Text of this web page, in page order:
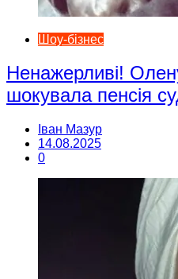
Шоу-бізнес
Ненажерливі!
шокувала пенсія
Іван Мазур
14.08.2025
0